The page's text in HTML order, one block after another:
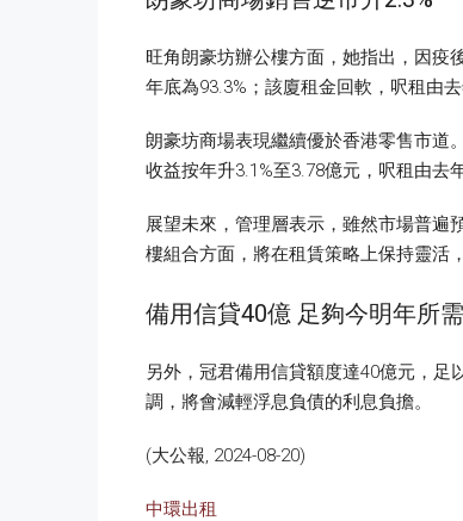
旺角朗豪坊辦公樓方面，她指出，因疫
年底為93.3%；該廈租金回軟，呎租由
朗豪坊商場表現繼續優於香港零售市道
收益按年升3.1%至3.78億元，呎租由去
展望未來，管理層表示，雖然市場普遍
樓組合方面，將在租賃策略上保持靈活
備用信貸40億 足夠今明年所需
另外，冠君備用信貸額度達40億元，
調，將會減輕浮息負債的利息負擔。
(大公報, 2024-08-20)
中環出租